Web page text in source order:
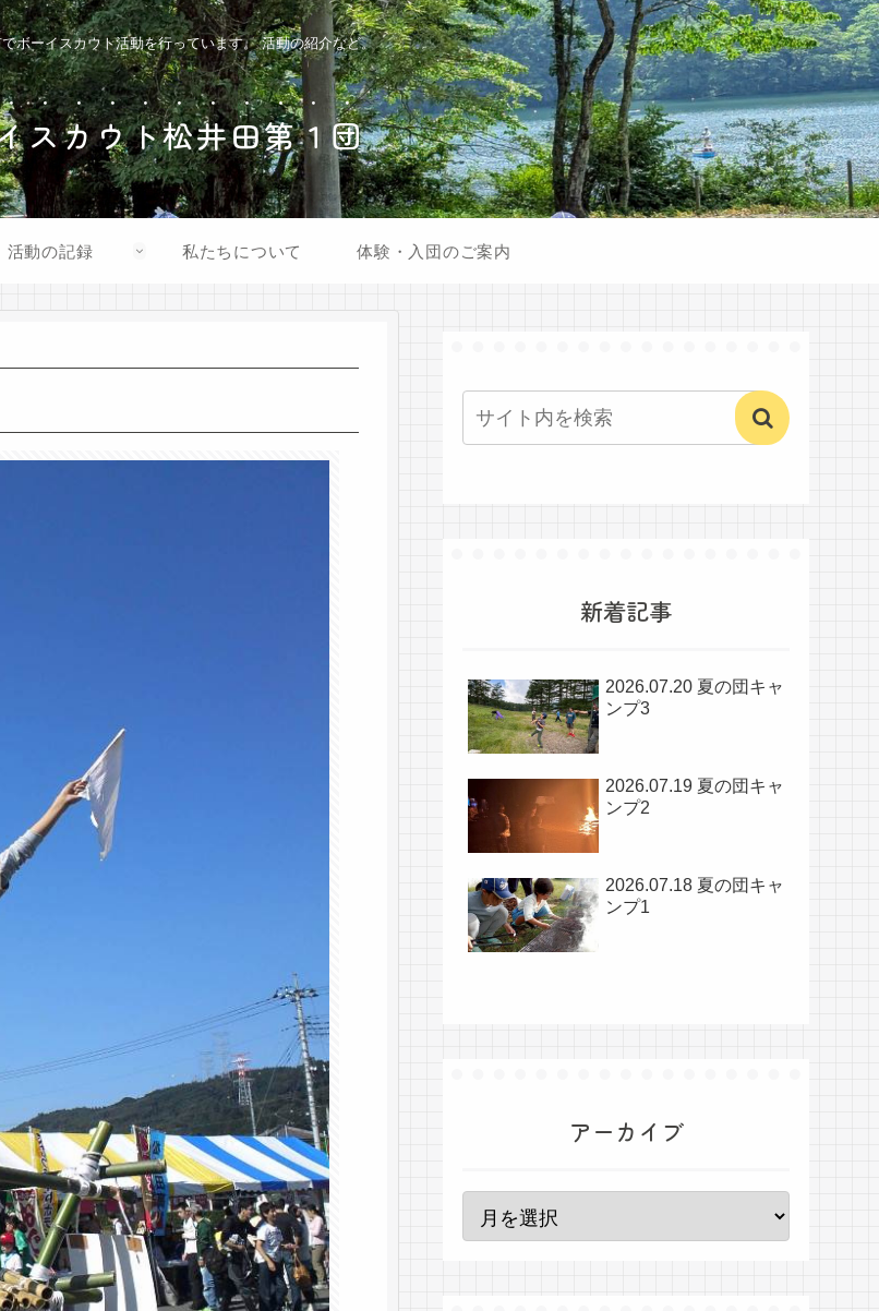
ボーイスカウト活動を行っています。 活動の紹介など。
スカウト松井田第１団
活動の記録 私たちについて 体験・入団のご案内
新着記事
2026.07.20 夏の団キャ
ンプ3
2026.07.19 夏の団キャ
ンプ2
2026.07.18 夏の団キャ
ンプ1
アーカイブ